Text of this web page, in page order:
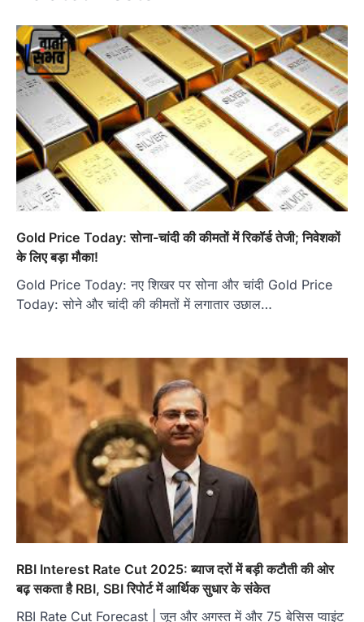
Gold Price Today: सोना-चांदी की कीमतों में रिकॉर्ड तेजी; निवेशकों
के लिए बड़ा मौका!
Gold Price Today: नए शिखर पर सोना और चांदी Gold Price
Today: सोने और चांदी की कीमतों में लगातार उछाल…
RBI Interest Rate Cut 2025: ब्याज दरों में बड़ी कटौती की ओर
बढ़ सकता है RBI, SBI रिपोर्ट में आर्थिक सुधार के संकेत
RBI Rate Cut Forecast | जून और अगस्त में और 75 बेसिस प्वाइंट